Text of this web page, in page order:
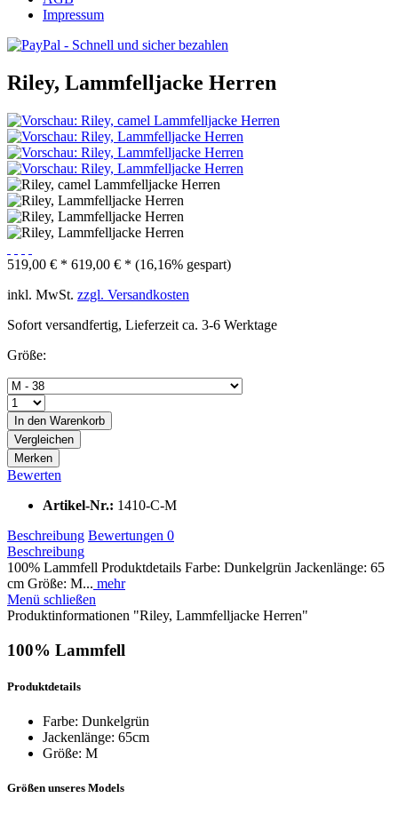
Impressum
Riley, Lammfelljacke Herren
519,00 € * 619,00 € * (16,16% gespart)
inkl. MwSt. zzgl. Versandkosten
Sofort versandfertig, Lieferzeit ca. 3-6 Werktage
Größe:
In den Warenkorb
Vergleichen
Merken
Bewerten
Artikel-Nr.: 1410-C-M
Beschreibung Bewertungen 0
Beschreibung
100% Lammfell Produktdetails Farbe: Dunkelgrün Jackenlänge: 65
cm Größe: M... mehr
Menü schließen
Produktinformationen "Riley, Lammfelljacke Herren"
100% Lammfell
Produktdetails
Farbe: Dunkelgrün
Jackenlänge: 65cm
Größe: M
Größen unseres Models